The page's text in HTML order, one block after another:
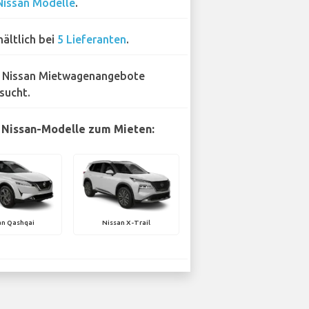
Modelle.
bei 5 Lieferanten.
Nissan Mietwagenangebote
Modelle zum Mieten:
Qashqai Nissan X-Trail